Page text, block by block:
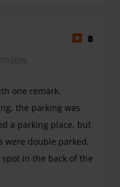
8
2026
one remark.
the parking was
a parking place, but
were double parked,
in the back of the